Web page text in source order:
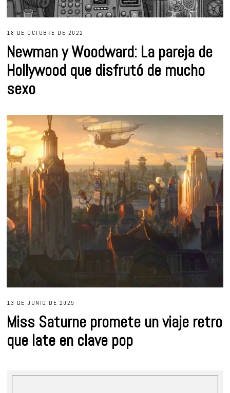
18 DE OCTUBRE DE 2022
Newman y Woodward: La pareja de
Hollywood que disfrutó de mucho
sexo
13 DE JUNIO DE 2025
Miss Saturne promete un viaje retro
que late en clave pop